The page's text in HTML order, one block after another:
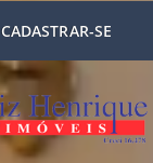
CADASTRAR-SE